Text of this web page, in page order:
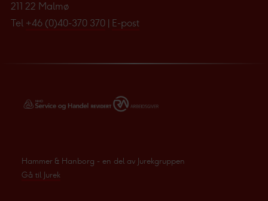
211 22 Malmø
Tel +46 (0)40-370 370 E-post
Hammer & Hanborg - en del av Jurekgruppen
Gå til Jurek